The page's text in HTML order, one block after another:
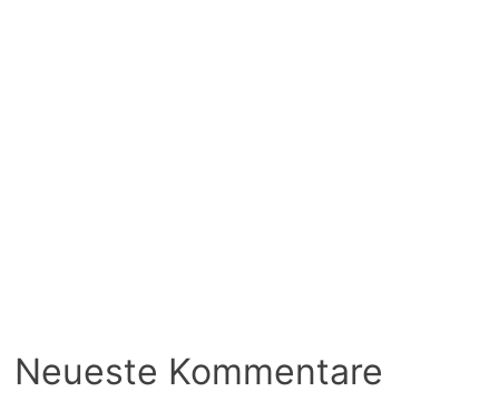
Neueste Kommentare